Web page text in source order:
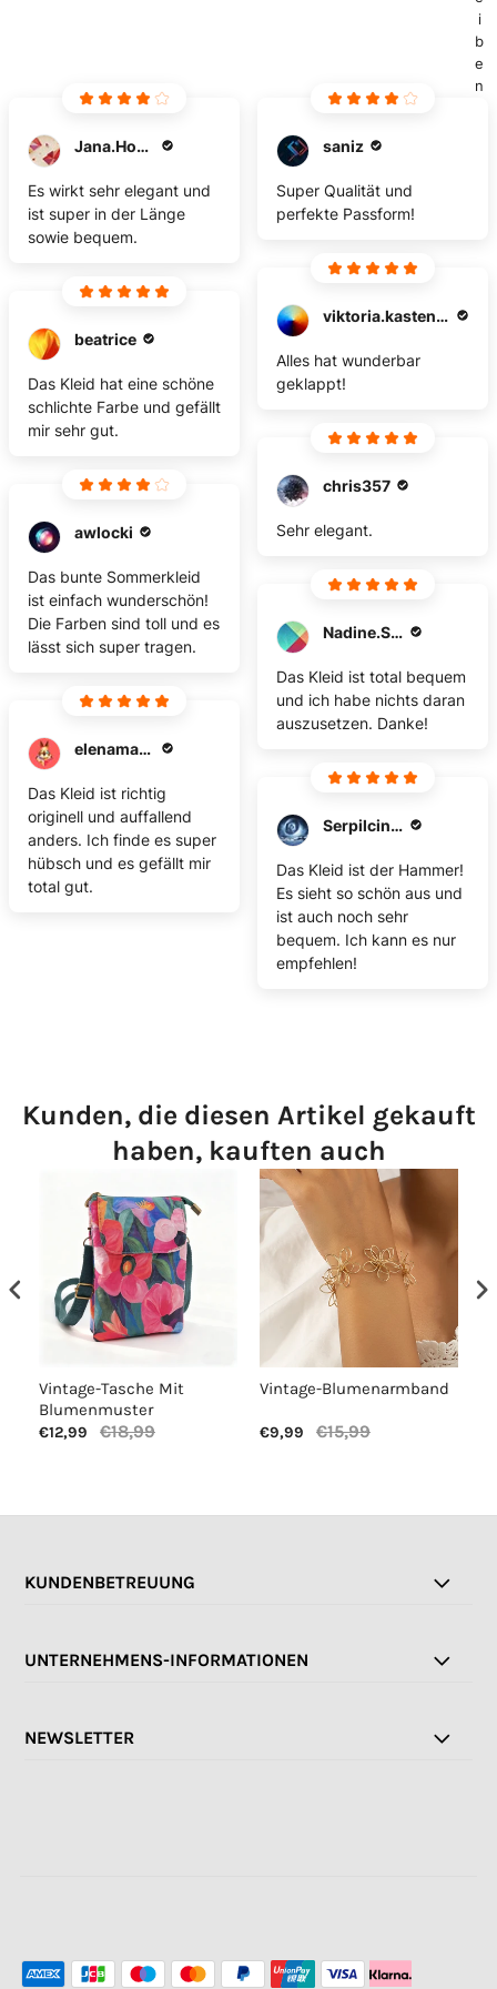
i
b
e
n
Jana.Honczek
Es wirkt sehr elegant und
ist super in der Länge
sowie bequem.
saniz
Super Qualität und
perfekte Passform!
viktoria.kastenmueller-papiez
Alles hat wunderbar
geklappt!
beatrice
Das Kleid hat eine schöne
schlichte Farbe und gefällt
mir sehr gut.
chris357
Sehr elegant.
awlocki
Das bunte Sommerkleid
ist einfach wunderschön!
Die Farben sind toll und es
lässt sich super tragen.
Nadine.Stuelke
Das Kleid ist total bequem
und ich habe nichts daran
auszusetzen. Danke!
elenamanukjan6
Das Kleid ist richtig
originell und auffallend
anders. Ich finde es super
hübsch und es gefällt mir
total gut.
Serpilcinar
Das Kleid ist der Hammer!
Es sieht so schön aus und
ist auch noch sehr
bequem. Ich kann es nur
empfehlen!
Kunden, die diesen Artikel gekauft
haben, kauften auch
Vintage-Tasche Mit
Blumenmuster
€12,99 €18,99
Vintage-Blumenarmband
€9,99 €15,99
KUNDENBETREUUNG
UNTERNEHMENS-INFORMATIONEN
NEWSLETTER